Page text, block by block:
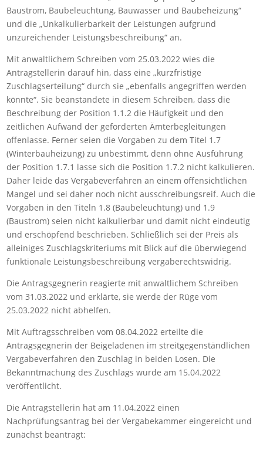
Baustrom, Baubeleuchtung, Bauwasser und Baubeheizung“
und die „Unkalkulierbarkeit der Leistungen aufgrund
unzureichender Leistungsbeschreibung“ an.
Mit anwaltlichem Schreiben vom 25.03.2022 wies die
Antragstellerin darauf hin, dass eine „kurzfristige
Zuschlagserteilung“ durch sie „ebenfalls angegriffen werden
könnte“. Sie beanstandete in diesem Schreiben, dass die
Beschreibung der Position 1.1.2 die Häufigkeit und den
zeitlichen Aufwand der geforderten Ämterbegleitungen
offenlasse. Ferner seien die Vorgaben zu dem Titel 1.7
(Winterbauheizung) zu unbestimmt, denn ohne Ausführung
der Position 1.7.1 lasse sich die Position 1.7.2 nicht kalkulieren.
Daher leide das Vergabeverfahren an einem offensichtlichen
Mangel und sei daher noch nicht ausschreibungsreif. Auch die
Vorgaben in den Titeln 1.8 (Baubeleuchtung) und 1.9
(Baustrom) seien nicht kalkulierbar und damit nicht eindeutig
und erschöpfend beschrieben. Schließlich sei der Preis als
alleiniges Zuschlagskriteriums mit Blick auf die überwiegend
funktionale Leistungsbeschreibung vergaberechtswidrig.
Die Antragsgegnerin reagierte mit anwaltlichem Schreiben
vom 31.03.2022 und erklärte, sie werde der Rüge vom
25.03.2022 nicht abhelfen.
Mit Auftragsschreiben vom 08.04.2022 erteilte die
Antragsgegnerin der Beigeladenen im streitgegenständlichen
Vergabeverfahren den Zuschlag in beiden Losen. Die
Bekanntmachung des Zuschlags wurde am 15.04.2022
veröffentlicht.
Die Antragstellerin hat am 11.04.2022 einen
Nachprüfungsantrag bei der Vergabekammer eingereicht und
zunächst beantragt: